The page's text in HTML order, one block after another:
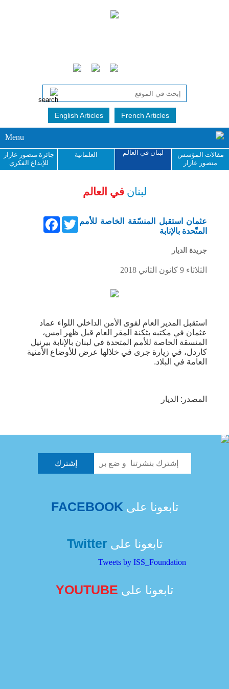
English Articles French Articles
Menu
مقالات المؤسس
منصور عازار
لبنان في العالم العلمانية
جائزة منصور عازار
للإبداع الفكري
لبنان في العالم
FacebookTwitter عثمان استقبل المنسّقة الخاصة للأمم
المتّحدة بالإنابة
جريدة الديار
الثلاثاء 9 كانون الثاني 2018
استقبل المدير العام لقوى الأمن الداخلي اللواء عماد
عثمان في مكتبه بثكنة المقر العام قبل ظهر امس،
المنسقة الخاصة للأمم المتحدة في لبنان بالإنابة بيرنيل
كاردل، في زيارة جرى في خلالها عرض للأوضاع الأمنية
العامة في البلاد.
المصدر: الديار
تابعونا على FACEBOOK
تابعونا علىTwitter
Tweets by ISS_Foundation
تابعونا على YOUTUBE